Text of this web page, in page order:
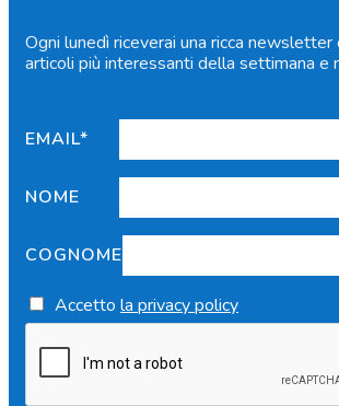
Ogni lunedì riceverai una ricca newsletter
articoli più interessanti della settimana e
EMAIL*
NOME
COGNOME
Accetto la privacy policy